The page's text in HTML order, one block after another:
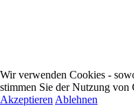
Wir verwenden Cookies -
stimmen Sie der Nutzung von
Akzeptieren Ablehnen